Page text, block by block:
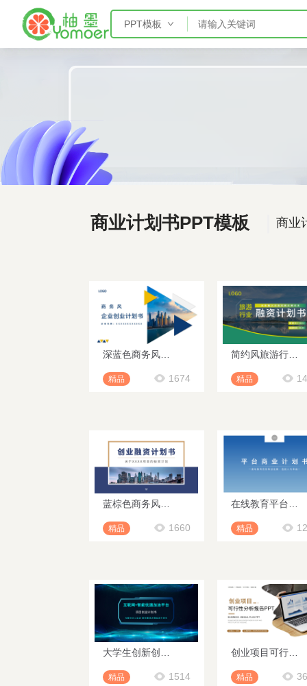
PPT模板
商业计划书PPT模板 商业
深蓝色商务风企业创业计划书PPT模板
精品 1674
简约风旅游行业融资计划书PPT模板
精品
蓝棕色商务风创业融资计划书PPT模板
精品 1660 精品
大学生创新创业双创互联网+智能优速加油平台创业项目计划书PPT
精品 1514
创业项目可行性分析报告融资计划书PPT模板
精品